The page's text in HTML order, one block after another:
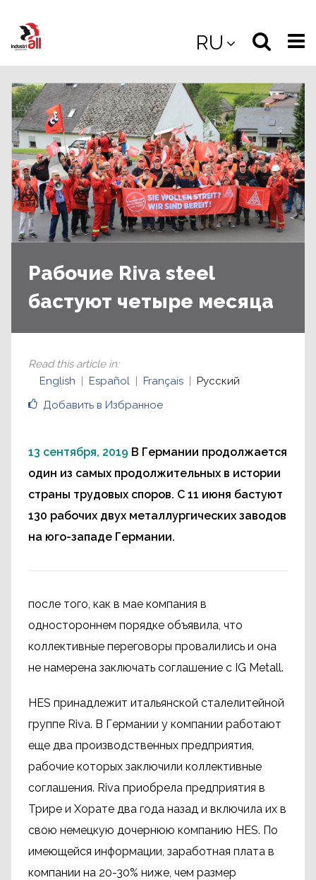
main
RU
Select
the
site
Рабочие Riva steel
бастуют четыре месяца
Добавить в Избранное
Read this article in:
English
Español Français Русский
13 сентября, 2019 В Германии продолжается
один из самых продолжительных в истории
страны трудовых споров. С 11 июня бастуют
130 рабочих двух металлургических заводов
на юго-западе Германии.
после того, как в мае компания в
одностороннем порядке объявила, что
коллективные переговоры провалились и она
не намерена заключать соглашение с IG Metall.
HES принадлежит итальянской сталелитейной
группе Riva. В Германии у компании работают
еще два производственных предприятия,
рабочие которых заключили коллективные
соглашения. Riva приобрела предприятия в
Трире и Хорате два года назад и включила их в
свою немецкую дочернюю компанию HES. По
имеющейся информации, заработная плата в
компании на 20-30% ниже, чем размер